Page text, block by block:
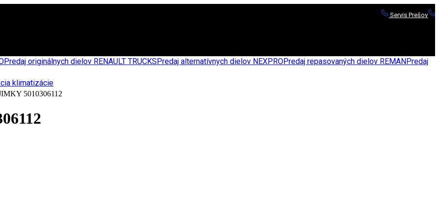
Servis Prešov
Predaj originálnych dielov RENAULT TRUCKSPredaj alternatívnych dielov NEXPROPredaj repasovaných dielov REMANPredaj
5010306112